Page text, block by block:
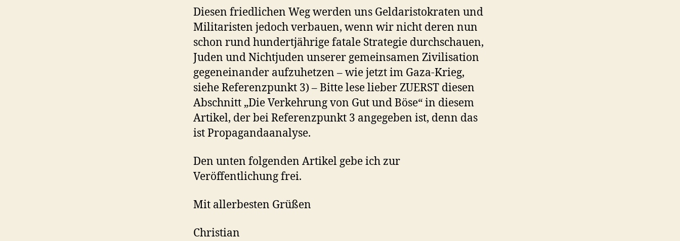
Diesen friedlichen Weg werden uns Geldaristokraten und
Militaristen jedoch verbauen, wenn wir nicht deren nun
schon rund hundertjährige fatale Strategie durchschauen,
Juden und Nichtjuden unserer gemeinsamen Zivilisation
gegeneinander aufzuhetzen – wie jetzt im Gaza-Krieg,
siehe Referenzpunkt 3) – Bitte lese lieber ZUERST diesen
Abschnitt „Die Verkehrung von Gut und Böse“ in diesem
Artikel, der bei Referenzpunkt 3 angegeben ist, denn das
ist Propagandaanalyse.
Den unten folgenden Artikel gebe ich zur
Veröffentlichung frei.
Mit allerbesten Grüßen
Christian